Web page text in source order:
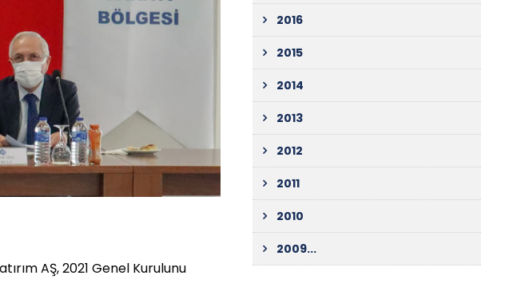
AŞ, 2021 Genel Kurulunu
2016
2015
2014
2013
2012
2011
2010
2009...